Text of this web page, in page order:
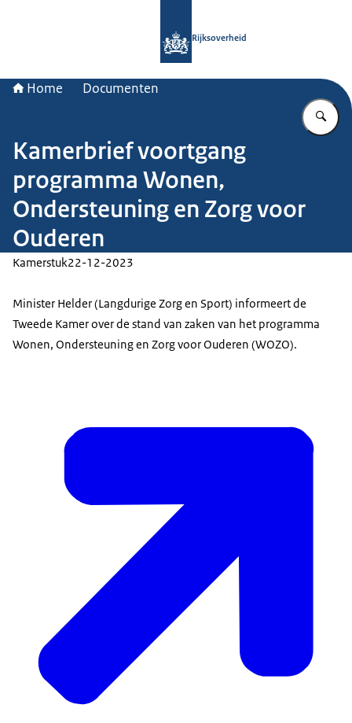
Rijksoverheid
Home Documenten
Kamerbrief voortgang
programma Wonen,
Ondersteuning en Zorg voor
Ouderen
Kamerstuk22-12-2023
Minister Helder (Langdurige Zorg en Sport) informeert de
Tweede Kamer over de stand van zaken van het programma
Wonen, Ondersteuning en Zorg voor Ouderen (WOZO).